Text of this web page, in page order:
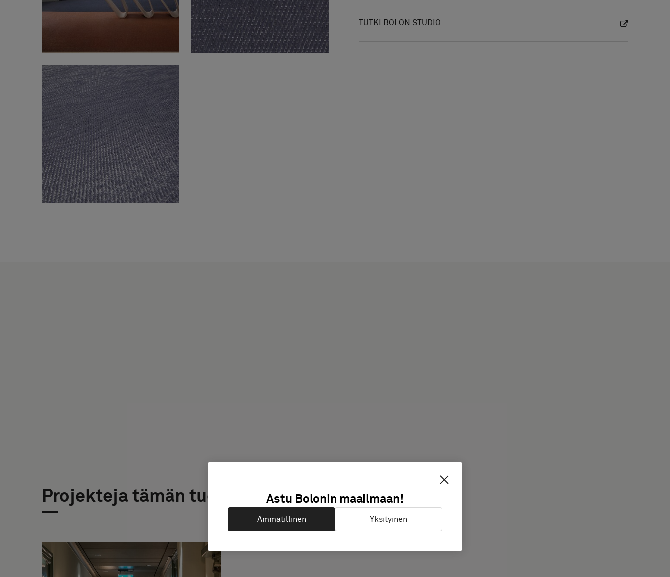
TUTKI BOLON STUDIO
Projekteja tämän tuotteen kanssaAstu Bolonin maailmaan!
Ammatillinen Yksityinen